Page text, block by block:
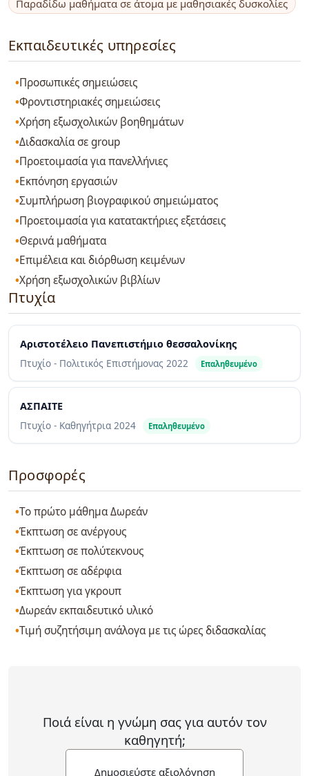
Παραδίδω μαθήματα σε άτομα με μαθησιακές δυσκολίες
Εκπαιδευτικές υπηρεσίες
Προσωπικές σημειώσεις
Φροντιστηριακές σημειώσεις
Χρήση εξωσχολικών βοηθημάτων
Διδασκαλία σε group
Προετοιμασία για πανελλήνιες
Εκπόνηση εργασιών
Συμπλήρωση βιογραφικού σημειώματος
Προετοιμασία για κατατακτήριες εξετάσεις
Θερινά μαθήματα
Επιμέλεια και διόρθωση κειμένων
Χρήση εξωσχολικών βιβλίων
Πτυχία
Αριστοτέλειο Πανεπιστήμιο θεσσαλονίκης
Πτυχίο - Πολιτικός Επιστήμονας 2022 Επαληθευμένο
ΑΣΠΑΙΤΕ
Πτυχίο - Καθηγήτρια 2024 Επαληθευμένο
Προσφορές
Το πρώτο μάθημα Δωρεάν
Έκπτωση σε ανέργους
Έκπτωση σε πολύτεκνους
Έκπτωση σε αδέρφια
Έκπτωση για γκρουπ
Δωρεάν εκπαιδευτικό υλικό
Τιμή συζητήσιμη ανάλογα με τις ώρες διδασκαλίας
Ποιά είναι η γνώμη σας για αυτόν τον
καθηγητή;
Δημοσιεύστε αξιολόγηση